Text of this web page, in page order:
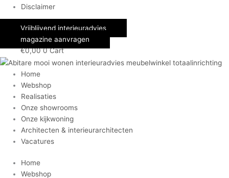
Disclaimer
Vrijblijvend interieuradvies
magazine aanvragen
€0,00 0 Cart
Home
Webshop
Realisaties
Onze showrooms
Onze kijkwoning
Architecten & interieurarchitecten
Vacatures
Home
Webshop